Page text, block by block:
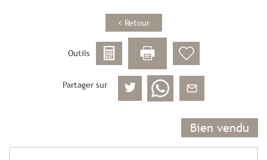
< Retour
Outils
Partager sur
Bien vendu